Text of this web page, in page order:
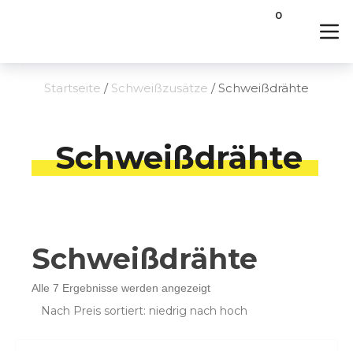
0
Startseite / Schweißzusätze / Schweißdrähte
Schweißdrähte
Schweißdrähte
Alle 7 Ergebnisse werden angezeigtNach
Preis